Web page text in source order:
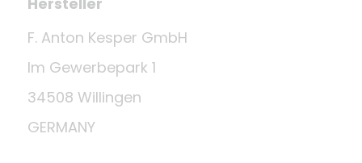
F. Anton Kesper GmbH
Im Gewerbepark 1
34508 Willingen
GERMANY